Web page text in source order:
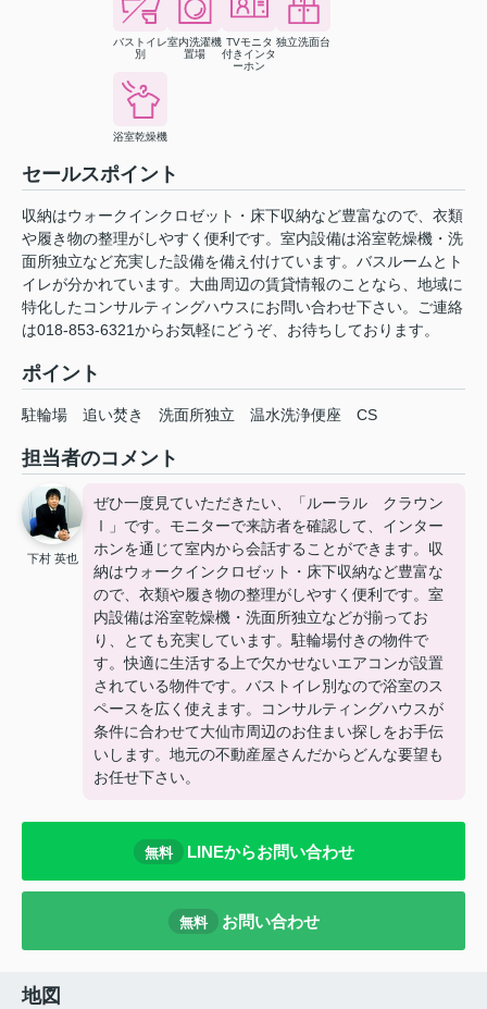
バストイレ
別
室内洗濯機
置場
TVモニタ
付きインタ
ーホン
独立洗面台
浴室乾燥機
セールスポイント
収納はウォークインクロゼット・床下収納など豊富なので、衣類
や履き物の整理がしやすく便利です。室内設備は浴室乾燥機・洗
面所独立など充実した設備を備え付けています。バスルームとト
イレが分かれています。大曲周辺の賃貸情報のことなら、地域に
特化したコンサルティングハウスにお問い合わせ下さい。ご連絡
は018-853-6321からお気軽にどうぞ、お待ちしております。
ポイント
駐輪場 追い焚き 洗面所独立 温水洗浄便座 CS
担当者のコメント
下村 英也
ぜひ一度見ていただきたい、「ルーラル クラウン
Ⅰ」です。モニターで来訪者を確認して、インター
ホンを通じて室内から会話することができます。収
納はウォークインクロゼット・床下収納など豊富な
ので、衣類や履き物の整理がしやすく便利です。室
内設備は浴室乾燥機・洗面所独立などが揃ってお
り、とても充実しています。駐輪場付きの物件で
す。快適に生活する上で欠かせないエアコンが設置
されている物件です。バストイレ別なので浴室のス
ペースを広く使えます。コンサルティングハウスが
条件に合わせて大仙市周辺のお住まい探しをお手伝
いします。地元の不動産屋さんだからどんな要望も
お任せ下さい。
無料 LINEからお問い合わせ
無料 お問い合わせ
地図